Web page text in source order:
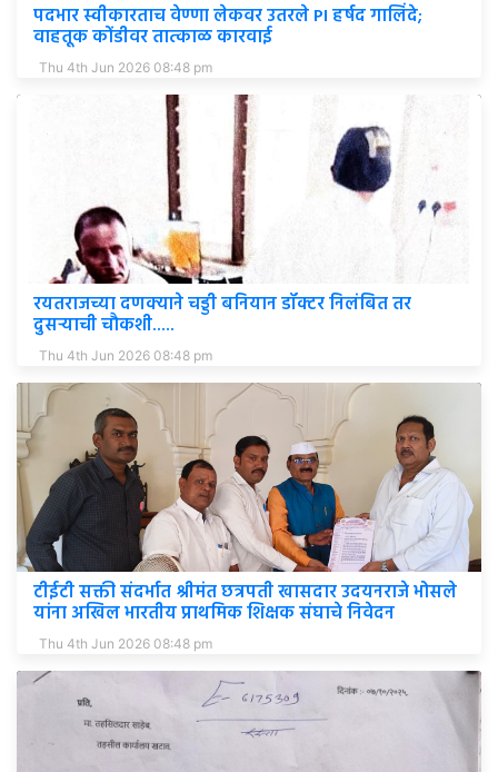
पदभार स्वीकारताच वेण्णा लेकवर उतरले PI हर्षद गालिंदे;
वाहतूक कोंडीवर तात्काळ कारवाई
Thu 4th Jun 2026 08:48 pm
रयतराजच्या दणक्याने चड्डी बनियान डॉक्टर निलंबित तर
दुसऱ्याची चौकशी.....
Thu 4th Jun 2026 08:48 pm
टीईटी सक्ती संदर्भात श्रीमंत छत्रपती खासदार उदयनराजे भोसले
यांना अखिल भारतीय प्राथमिक शिक्षक संघाचे निवेदन
Thu 4th Jun 2026 08:48 pm